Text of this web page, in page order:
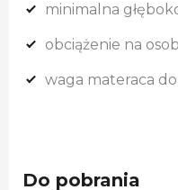
minimalna
obciążenie na
waga materaca
Do pobrania